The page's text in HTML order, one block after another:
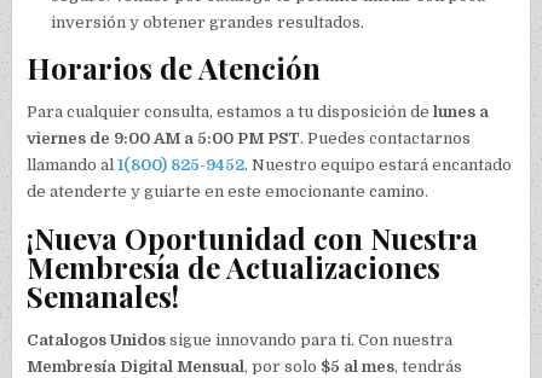
inversión y obtener grandes resultados.
Horarios de Atención
Para cualquier consulta, estamos a tu disposición delunes a
viernes de 9:00 AM a 5:00 PM PST. Puedes contactarnos
llamando al1(800) 825-9452. Nuestro equipo estará encantado
de atenderte y guiarte en este emocionante camino.
¡Nueva Oportunidad con Nuestra
Membresía de Actualizaciones
Semanales!
Catalogos Unidos sigue innovando para ti. Con nuestra
Membresía Digital Mensual, por solo $5 al mes, tendrás